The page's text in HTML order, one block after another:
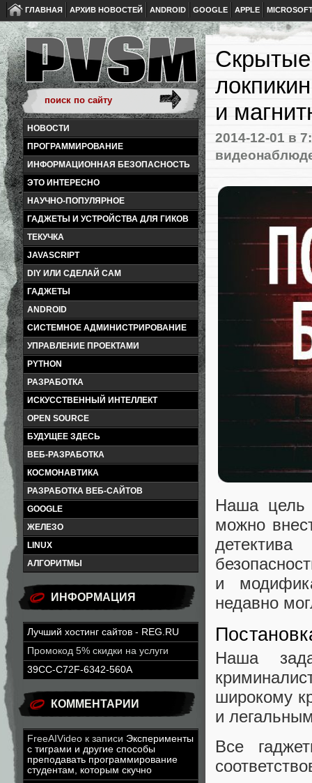
ГЛАВНАЯ АРХИВ НОВОСТЕЙ ANDROID GOOGLE APPLE
НОВОСТИ
ПРОГРАММИРОВАНИЕ
ИНФОРМАЦИОННАЯ БЕЗОПАСНОСТЬ
ЭТО ИНТЕРЕСНО
НАУЧНО-ПОПУЛЯРНОЕ
ГАДЖЕТЫ И УСТРОЙСТВА ДЛЯ ГИКОВ
ТЕКУЧКА
JAVASCRIPT
DIY ИЛИ СДЕЛАЙ САМ
ГАДЖЕТЫ
ANDROID
СИСТЕМНОЕ АДМИНИСТРИРОВАНИЕ
УПРАВЛЕНИЕ ПРОЕКТАМИ
PYTHON
РАЗРАБОТКА
ИСКУССТВЕННЫЙ ИНТЕЛЛЕКТ
OPEN SOURCE
БУДУЩЕЕ ЗДЕСЬ
ВЕБ-РАЗРАБОТКА
КОСМОНАВТИКА
РАЗРАБОТКА ВЕБ-САЙТОВ
GOOGLE
ЖЕЛЕЗО
LINUX
АЛГОРИТМЫ
ИНФОРМАЦИЯ
Лучший хостинг сайтов - REG.RU
Промокод 5% скидки на услуги
39CC-C72F-6342-560A
КОММЕНТАРИИ
FreeAIVideo к записи Эксперименты
с тиграми и другие способы
преподавать программирование
студентам, которым скучно
и
2014-12-01 в
Наша цель
можно
и
недавно
Наша
широкому
и
Все